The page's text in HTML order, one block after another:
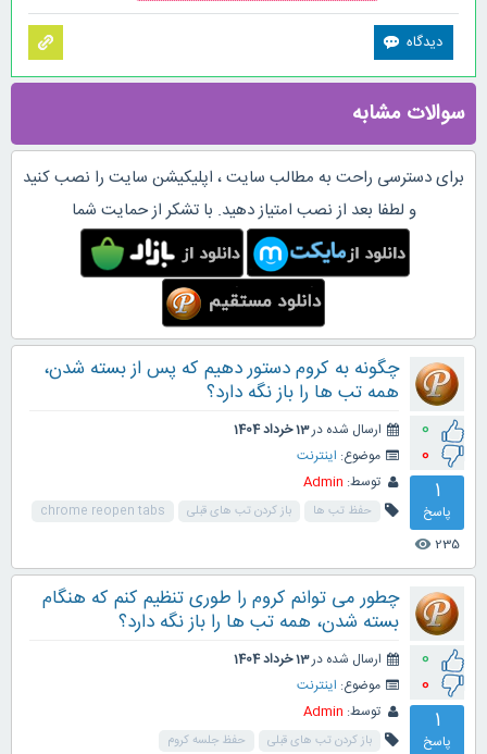
سوالات مشابه
برای دسترسی راحت به مطالب سایت ، اپلیکیشن سایت را نصب کنید
و لطفا بعد از نصب امتیاز دهید. با تشکر از حمایت شما
0
0
1
پاسخ
235
visibility
چگونه به کروم دستور دهیم که پس از بسته شدن،
همه تب ها را باز نگه دارد؟
ارسال شده در13 خرداد 1404
موضوع: اینترنت
توسط: Admin
حفظ تب ها باز کردن تب های قبلی chrome reopen tabs
0
0
1
پاسخ
چطور می توانم کروم را طوری تنظیم کنم که هنگام
بسته شدن، همه تب ها را باز نگه دارد؟
ارسال شده در13 خرداد 1404
موضوع: اینترنت
توسط: Admin
باز کردن تب های قبلی
حفظ جلسه کروم